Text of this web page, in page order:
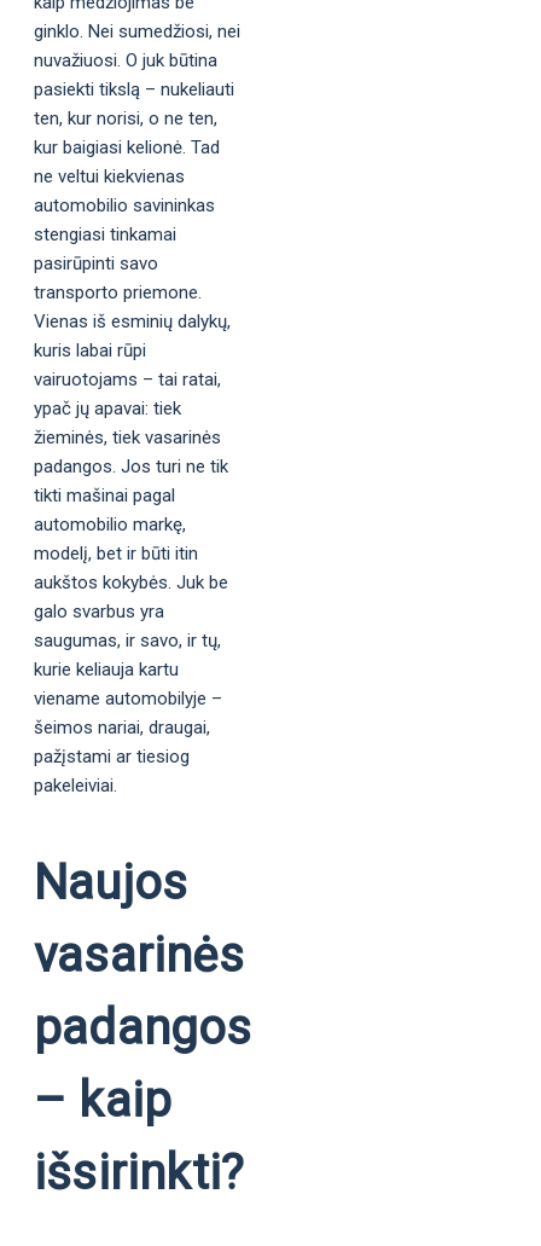
ginklo. Nei sumedžiosi, nei
nuvažiuosi. O juk būtina
pasiekti tikslą – nukeliauti
ten, kur norisi, o ne ten,
kur baigiasi kelionė. Tad
ne veltui kiekvienas
automobilio savininkas
stengiasi tinkamai
pasirūpinti savo
transporto priemone.
Vienas iš esminių dalykų,
kuris labai rūpi
vairuotojams – tai ratai,
ypač jų apavai: tiek
žieminės, tiek vasarinės
padangos. Jos turi ne tik
tikti mašinai pagal
automobilio markę,
modelį, bet ir būti itin
aukštos kokybės. Juk be
galo svarbus yra
saugumas, ir savo, ir tų,
kurie keliauja kartu
viename automobilyje –
šeimos nariai, draugai,
pažįstami ar tiesiog
pakeleiviai.
Naujos
vasarinės
padangos
– kaip
išsirinkti?